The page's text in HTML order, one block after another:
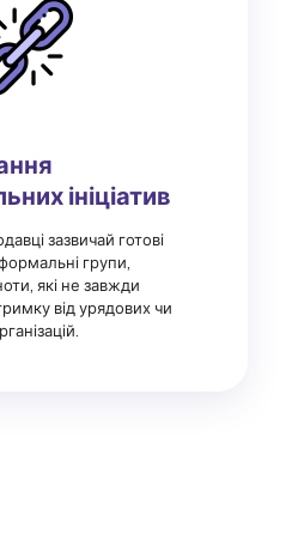
ініціатив
зазвичай готові
групи,
які не завжди
від урядових чи